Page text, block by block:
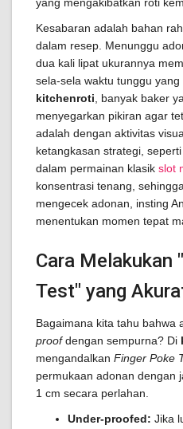
Kesabaran adalah bahan
dalam resep. Menunggu
dua kali lipat ukurannya
sela-sela waktu tunggu
kitchenroti , banyak baker
menyegarkan pikiran agar
adalah dengan aktivitas
ketangkasan strategi,
dalam permainan klasik slot
konsentrasi tenang,
mengecek adonan, insting
menentukan momen tepat
Cara Melakukan
Test" yang
Bagaimana kita tahu bahwa
proofdengan sempurna? Di
mengandalkan Finger Poke
permukaan adonan dengan
1 cm secara perlahan.
Under-proofed: Jika